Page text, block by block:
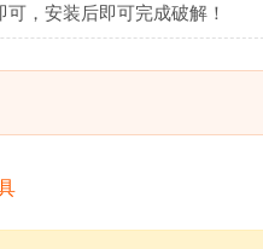
，安装后即可完成破解！